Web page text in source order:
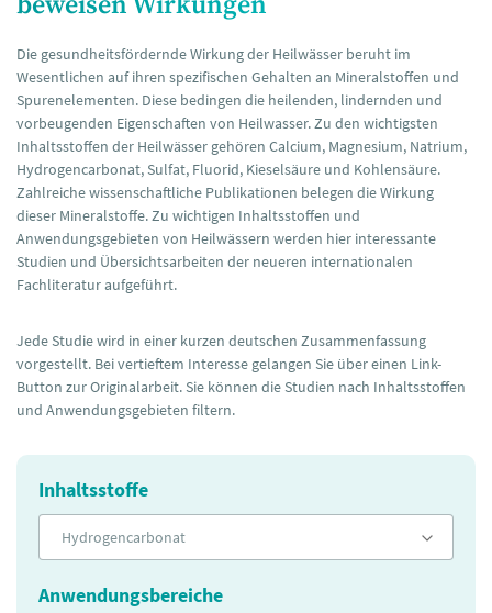
Die gesundheitsfördernde Wirkung der Heilwässer beruht im
Wesentlichen auf ihren spezifischen Gehalten an Mineralstoffen und
Spurenelementen. Diese bedingen die heilenden, lindernden und
vorbeugenden Eigenschaften von Heilwasser. Zu den wichtigsten
Inhaltsstoffen der Heilwässer gehören Calcium, Magnesium, Natrium,
Hydrogencarbonat, Sulfat, Fluorid, Kieselsäure und Kohlensäure.
Zahlreiche wissenschaftliche Publikationen belegen die Wirkung
dieser Mineralstoffe. Zu wichtigen Inhaltsstoffen und
Anwendungsgebieten von Heilwässern werden hier interessante
Studien und Übersichtsarbeiten der neueren internationalen
Fachliteratur aufgeführt.
Jede Studie wird in einer kurzen deutschen Zusammenfassung
vorgestellt. Bei vertieftem Interesse gelangen Sie über einen Link-
Button zur Originalarbeit. Sie können die Studien nach Inhaltsstoffen
und Anwendungsgebieten filtern.
Inhaltsstoffe
Hydrogencarbonat
Anwendungsbereiche